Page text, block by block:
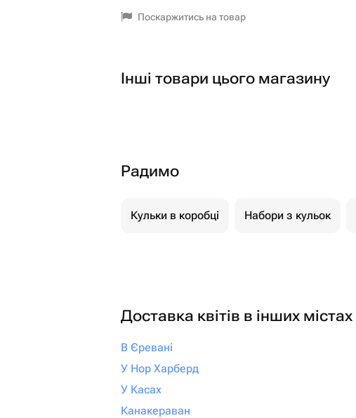
Поскаржитись на товар
Інші товари цього магазину
Радимо
Кульки в коробці Набори з кульок
Доставка квітів в інших містах
В Єревані
У Нор Харберд
У Касах
Канакераван